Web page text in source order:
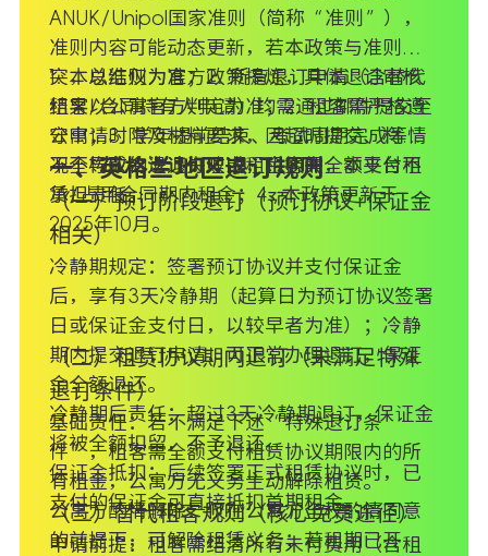
ANUK/Unipol国家准则（简称“准则”），
准则内容可能动态更新，若本政策与准则冲
突，以准则为准；2. 所有退订申请（含替代
租客/合同持有人申请）均需通过邮件提交至
公寓；3. 学年提前结束、考试周期完成等情
况不构成合法退订理由，租客需全额支付租
赁/占用合同期内租金；4. 本政策更新于
2025年10月。
1. 本总结仅为官方政策提炼，具体退订审核
结果以公寓官方判定为准；2. 租客需严格遵
守申请时限及材料要求，因超时提交、材料
不全导致的退订失败或租金损失，本平台不
承担责任。
一、英格兰地区退订规则
（一）预订阶段退订（预订协议+保证金
相关）
冷静期规定：签署预订协议并支付保证金
后，享有3天冷静期（起算日为预订协议签署
日或保证金支付日，以较早者为准）；冷静
期内提交退订申请，可正常办理退订，保证
金全额退还。
冷静期后责任：超过3天冷静期退订，保证金
将被全额扣留，不予退还。
保证金抵扣：后续签署正式租赁协议时，已
支付的保证金可直接抵扣首期租金。
（二）租赁协议期内退订（未满足特殊
退订条件）
基础责任：若不满足下述“特殊退订条
件”，租客需全额支付租赁协议期限内的所
有租金，公寓方无义务主动解除租赁。
公寓方酌情解除：仅在公寓方全权酌情同意
的前提下，可解除租赁义务；若租期已开
（三）替代租客规则（核心免责途径）
申请前提：租客需结清所有未付费用（含租